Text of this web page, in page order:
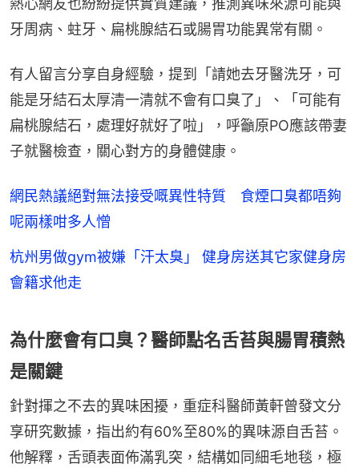
熱心網友也紛紛提供實質建議，推測異味來源可能與
牙周病、蛀牙、扁桃腺結石或腸胃功能異常有關。
有人留言分享自身經驗，提到「請她去牙醫洗牙，可
能是牙結石太厚清一清就不會有口臭了」、「可能有
扁桃腺結石，處理好就好了啦」，呼籲原PO應該帶妻
子就醫檢查，關心對方的身體健康。
網民熱議絕對無法接受嘅異性特質 食煙口臭都唔夠
呢兩樣咁多人憎
杭州男做gym被嫌「汗太臭」 健身房送其它家健身房
會籍求他走
為什麼會有口臭？醫師點名舌苔與腸胃積熱
是關鍵
針對揮之不去的異味困擾，重症科醫師黃軒曾發文分
享研究數據，指出約有60%至80%的異味源自舌苔。
他解釋，舌頭表面佈滿乳突，結構如同細毛地毯，極